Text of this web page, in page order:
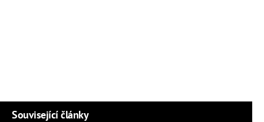
Související články